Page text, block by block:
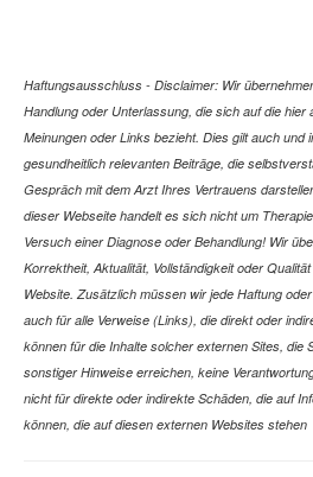
Haftungsausschluss - Disclaimer: Wir
Handlung oder Unterlassung, die sich auf die hier
Meinungen oder Links bezieht. Dies gilt auch und
gesundheitlich relevanten Beiträge, die
Gespräch mit dem Arzt Ihres Vertrauens
dieser Webseite handelt es sich nicht um
Versuch einer Diagnose oder Behandlung! Wir
Korrektheit, Aktualität, Vollständigkeit oder
Website. Zusätzlich müssen wir jede Haftung
auch für alle Verweise (Links), die direkt oder
können für die Inhalte solcher externen Sites, die
sonstiger Hinweise erreichen, keine
nicht für direkte oder indirekte Schäden, die auf
können, die auf diesen externen Websites stehen